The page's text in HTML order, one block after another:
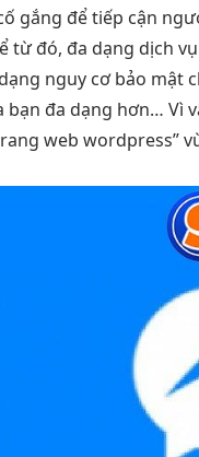
gắng để tiếp cận
từ đó, đa dạng dịch
nguy cơ bảo
đa dạng hơn… Vì
web wordpress”